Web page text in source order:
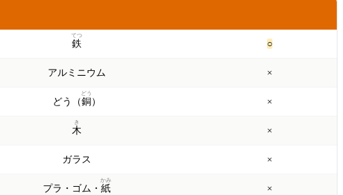
鉄
てつ
○
アルミニウム ×
どう（銅
どう
） ×
木
き
×
ガラス ×
プラ・ゴム・ 紙
かみ
×